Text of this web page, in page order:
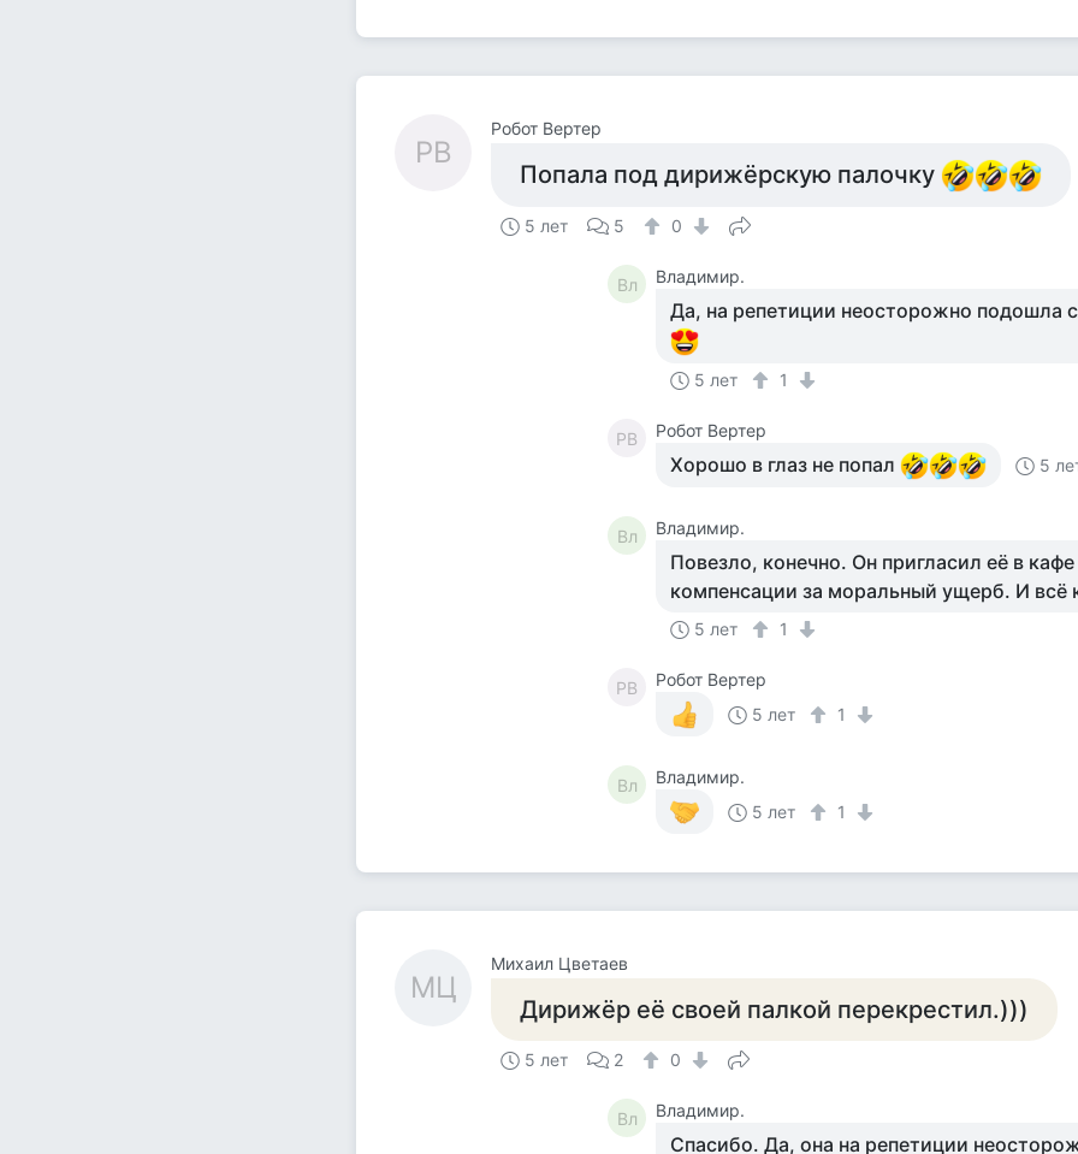
РВ
Робот Вертер
Попала под дирижёрскую палочку
5 лет 5 0
Вл Владимир.
Да, на репетиции неосторожно подошла
5 лет 1
РВ Робот Вертер
Хорошо в глаз не попал 5
Вл Владимир.
Повезло, конечно. Он пригласил её в кафе
компенсации за моральный ущерб. И всё
5 лет 1
РВ
Робот Вертер
5 лет
1
Вл
Владимир.
5 лет
1
МЦ
Михаил Цветаев
Дирижёр её своей палкой перекрестил.)))
5 лет 2 0
Вл Владимир.
Спасибо. Да, она на репетиции